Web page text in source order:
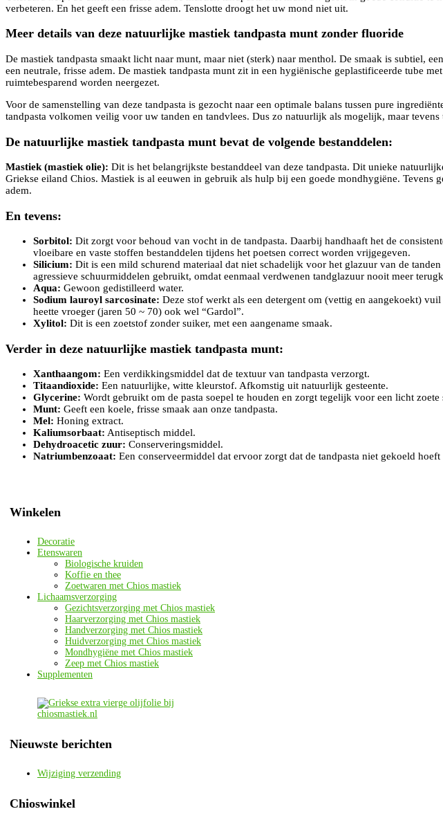
verbeteren. En het geeft een frisse adem. Tenslotte droogt het uw mond niet uit.
Meer details van deze natuurlijke mastiek tandpasta munt zonder fluoride
De mastiek tandpasta smaakt licht naar munt, maar niet (sterk) naar menthol. De smaak is subtiel,
een neutrale, frisse adem. De mastiek tandpasta munt zit in een hygiënische geplastificeerde tube
ruimtebesparend worden neergezet.
Voor de samenstelling van deze tandpasta is gezocht naar een optimale balans tussen pure
tandpasta volkomen veilig voor uw tanden en tandvlees. Dus zo natuurlijk als mogelijk, maar
De natuurlijke mastiek tandpasta munt bevat de volgende bestanddelen:
Mastiek (mastiek olie): Dit is het belangrijkste bestanddeel van deze tandpasta. Dit unieke
Griekse eiland Chios. Mastiek is al eeuwen in gebruik als hulp bij een goede mondhygiëne. Tevens
adem.
En tevens:
Sorbitol: Dit zorgt voor behoud van vocht in de tandpasta. Daarbij handhaaft het de
vloeibare en vaste stoffen bestanddelen tijdens het poetsen correct worden vrijgegeven.
Silicium: Dit is een mild schurend materiaal dat niet schadelijk voor het glazuur van de
agressieve schuurmiddelen gebruikt, omdat eenmaal verdwenen tandglazuur nooit meer
Aqua: Gewoon gedistilleerd water.
Sodium lauroyl sarcosinate: Deze stof werkt als een detergent om (vettig en aangekoekt)
heette vroeger (jaren 50 ~ 70) ook wel “Gardol”.
Xylitol: Dit is een zoetstof zonder suiker, met een aangename smaak.
Verder in deze natuurlijke mastiek tandpasta munt:
Xanthaangom: Een verdikkingsmiddel dat de textuur van tandpasta verzorgt.
Titaandioxide: Een natuurlijke, witte kleurstof. Afkomstig uit natuurlijk gesteente.
Glycerine: Wordt gebruikt om de pasta soepel te houden en zorgt tegelijk voor een licht zoete
Munt: Geeft een koele, frisse smaak aan onze tandpasta.
Mel: Honing extract.
Kaliumsorbaat: Antiseptisch middel.
Dehydroacetic zuur: Conserveringsmiddel.
Natriumbenzoaat: Een conserveermiddel dat ervoor zorgt dat de tandpasta niet gekoeld
Winkelen
Decoratie
Etenswaren
Biologische kruiden
Koffie en thee
Zoetwaren met Chios mastiek
Lichaamsverzorging
Gezichtsverzorging met Chios mastiek
Haarverzorging met Chios mastiek
Handverzorging met Chios mastiek
Huidverzorging met Chios mastiek
Mondhygiëne met Chios mastiek
Zeep met Chios mastiek
Supplementen
Nieuwste berichten
Wijziging verzending
Chioswinkel